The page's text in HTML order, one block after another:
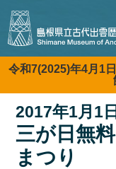
令和7(2025)年4月1
2017年1月1
三が日無
まつり